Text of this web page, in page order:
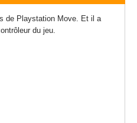
de Playstation Move. Et il a
du jeu.